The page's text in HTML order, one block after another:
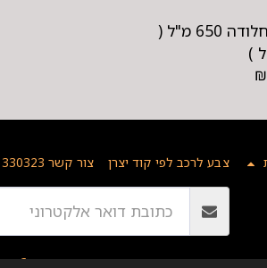
תרסיס שמן חודר חלודה 650 מ"ל (
)
₪
צבע לרכב לפי קוד יצרן צור קשר 03-5330323